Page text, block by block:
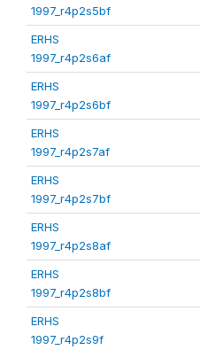
1997_r4p2s5bf
ERHS
1997_r4p2s6af
ERHS
1997_r4p2s6bf
ERHS
1997_r4p2s7af
ERHS
1997_r4p2s7bf
ERHS
1997_r4p2s8af
ERHS
1997_r4p2s8bf
ERHS
1997_r4p2s9f